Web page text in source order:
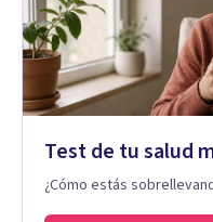
Test de tu salud
¿Cómo estás